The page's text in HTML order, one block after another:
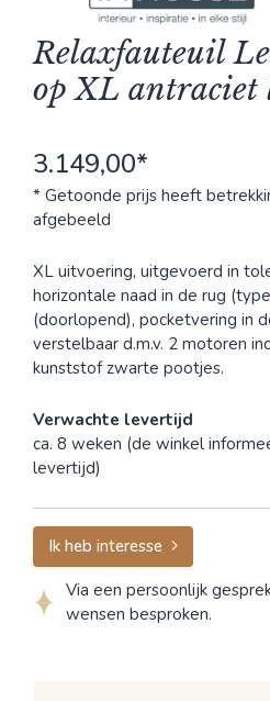
Relaxfauteuil
op XL antraciet
3.149,00*
* Getoonde prijs heeft
afgebeeld
XL uitvoering, uitgevoerd in
horizontale naad in de rug
(doorlopend), pocketvering in
verstelbaar d.m.v. 2 motoren
kunststof zwarte pootjes.
Verwachte levertijd
ca. 8 weken (de winkel
levertijd)
Ik heb interesse
Via een persoonlijk
wensen besproken.